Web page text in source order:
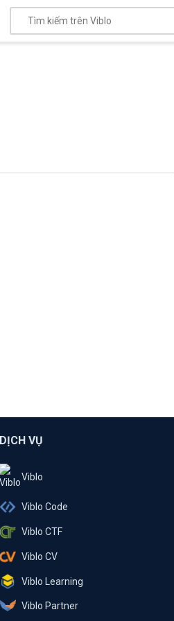
DỊCH VỤ
Viblo
Viblo Code
Viblo CTF
Viblo CV
Viblo Learning
Viblo Partner